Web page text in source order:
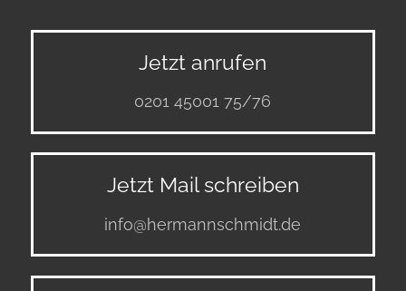
Jetzt anrufen
0201 45001 75/76
Jetzt Mail schreiben
info@hermannschmidt.de